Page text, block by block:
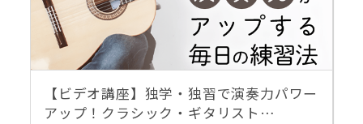
【ビデオ講座】独学・独習で演奏力パワー
アップ！クラシック・ギタリスト…